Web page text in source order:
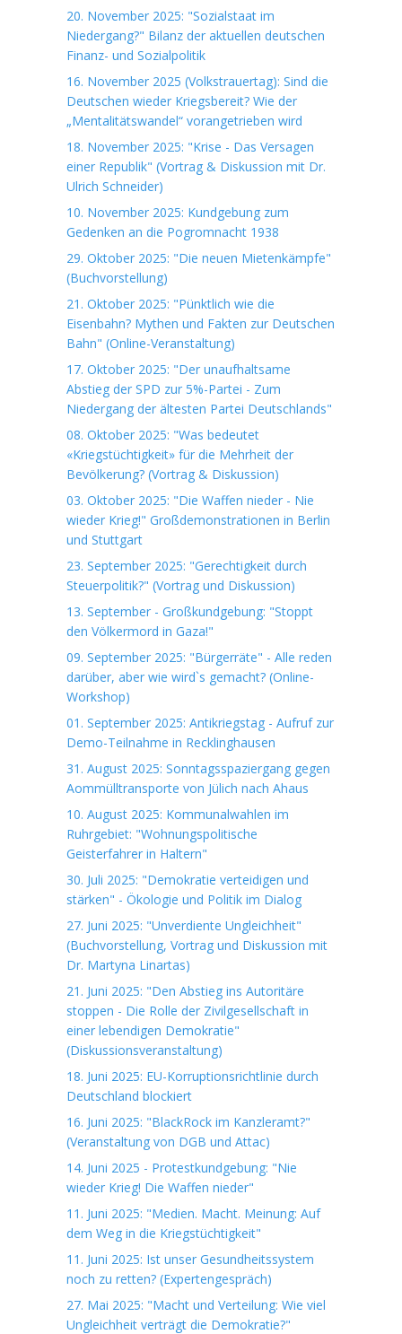
20. November 2025: "Sozialstaat im
Niedergang?" Bilanz der aktuellen deutschen
Finanz- und Sozialpolitik
16. November 2025 (Volkstrauertag): Sind die
Deutschen wieder Kriegsbereit? Wie der
„Mentalitätswandel“ vorangetrieben wird
18. November 2025: "Krise - Das Versagen
einer Republik" (Vortrag & Diskussion mit Dr.
Ulrich Schneider)
10. November 2025: Kundgebung zum
Gedenken an die Pogromnacht 1938
29. Oktober 2025: "Die neuen Mietenkämpfe"
(Buchvorstellung)
21. Oktober 2025: "Pünktlich wie die
Eisenbahn? Mythen und Fakten zur Deutschen
Bahn" (Online-Veranstaltung)
17. Oktober 2025: "Der unaufhaltsame
Abstieg der SPD zur 5%-Partei - Zum
Niedergang der ältesten Partei Deutschlands"
08. Oktober 2025: "Was bedeutet
«Kriegstüchtigkeit» für die Mehrheit der
Bevölkerung? (Vortrag & Diskussion)
03. Oktober 2025: "Die Waffen nieder - Nie
wieder Krieg!" Großdemonstrationen in Berlin
und Stuttgart
23. September 2025: "Gerechtigkeit durch
Steuerpolitik?" (Vortrag und Diskussion)
13. September - Großkundgebung: "Stoppt
den Völkermord in Gaza!"
09. September 2025: "Bürgerräte" - Alle reden
darüber, aber wie wird`s gemacht? (Online-
Workshop)
01. September 2025: Antikriegstag - Aufruf zur
Demo-Teilnahme in Recklinghausen
31. August 2025: Sonntagsspaziergang gegen
Aommülltransporte von Jülich nach Ahaus
10. August 2025: Kommunalwahlen im
Ruhrgebiet: "Wohnungspolitische
Geisterfahrer in Haltern"
30. Juli 2025: "Demokratie verteidigen und
stärken" - Ökologie und Politik im Dialog
27. Juni 2025: "Unverdiente Ungleichheit"
(Buchvorstellung, Vortrag und Diskussion mit
Dr. Martyna Linartas)
21. Juni 2025: "Den Abstieg ins Autoritäre
stoppen - Die Rolle der Zivilgesellschaft in
einer lebendigen Demokratie"
(Diskussionsveranstaltung)
18. Juni 2025: EU-Korruptionsrichtlinie durch
Deutschland blockiert
16. Juni 2025: "BlackRock im Kanzleramt?"
(Veranstaltung von DGB und Attac)
14. Juni 2025 - Protestkundgebung: "Nie
wieder Krieg! Die Waffen nieder"
11. Juni 2025: "Medien. Macht. Meinung: Auf
dem Weg in die Kriegstüchtigkeit"
11. Juni 2025: Ist unser Gesundheitssystem
noch zu retten? (Expertengespräch)
27. Mai 2025: "Macht und Verteilung: Wie viel
Ungleichheit verträgt die Demokratie?"